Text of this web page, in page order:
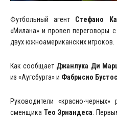
Футбольный агент Стефано
«Милана» и провел переговоры
двух южноамериканских игроков.
Как сообщает Джанлука Ди
из «Аугсбурга» и Фабрисио
Руководители «красно-
сменщика Тео Эрнандеса .